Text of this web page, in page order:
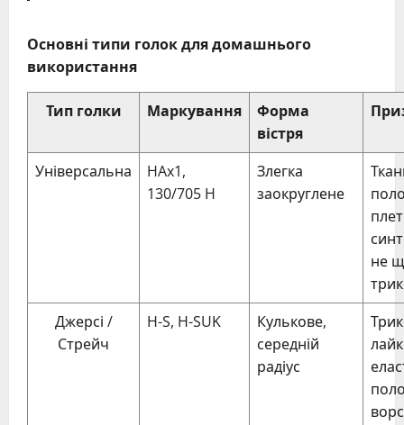
Основні типи голок для домашнього
використання
Тип голки Маркування
Форма
вістря
Універсальна
HAx1,
130/705 H
Злегка
заокруглене
не
Джерсі /
Стрейч
H-S, H-SUK
Кулькове,
середній
радіус